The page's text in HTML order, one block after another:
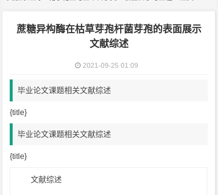
蔗糖异构酶在枯草芽孢杆菌芽孢的表面展示
文献综述
2021-09-25 01:09
毕业论文课题相关文献综述
{title}
毕业论文课题相关文献综述
{title}
文献综述